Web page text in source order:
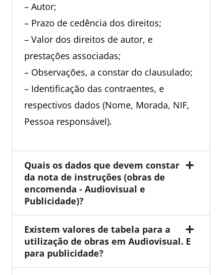
– Autor;
– Prazo de cedência dos direitos;
– Valor dos direitos de autor, e
prestações associadas;
– Observações, a constar do clausulado;
– Identificação das contraentes, e
respectivos dados (Nome, Morada, NIF,
Pessoa responsável).
Quais os dados que devem constar
da nota de instruções (obras de
encomenda - Audiovisual e
Publicidade)?
Existem valores de tabela para a
utilização de obras em Audiovisual. E
para publicidade?